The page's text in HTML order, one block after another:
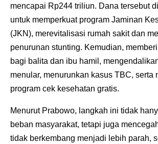
mencapai Rp244 triliun. Dana tersebut
untuk memperkuat program Jaminan
(JKN), merevitalisasi rumah sakit dan
penurunan stunting. Kemudian,
bagi balita dan ibu hamil,
menular, menurunkan kasus TBC, serta
program cek kesehatan gratis.
Menurut Prabowo, langkah ini tidak
beban masyarakat, tetapi juga
tidak berkembang menjadi lebih parah,